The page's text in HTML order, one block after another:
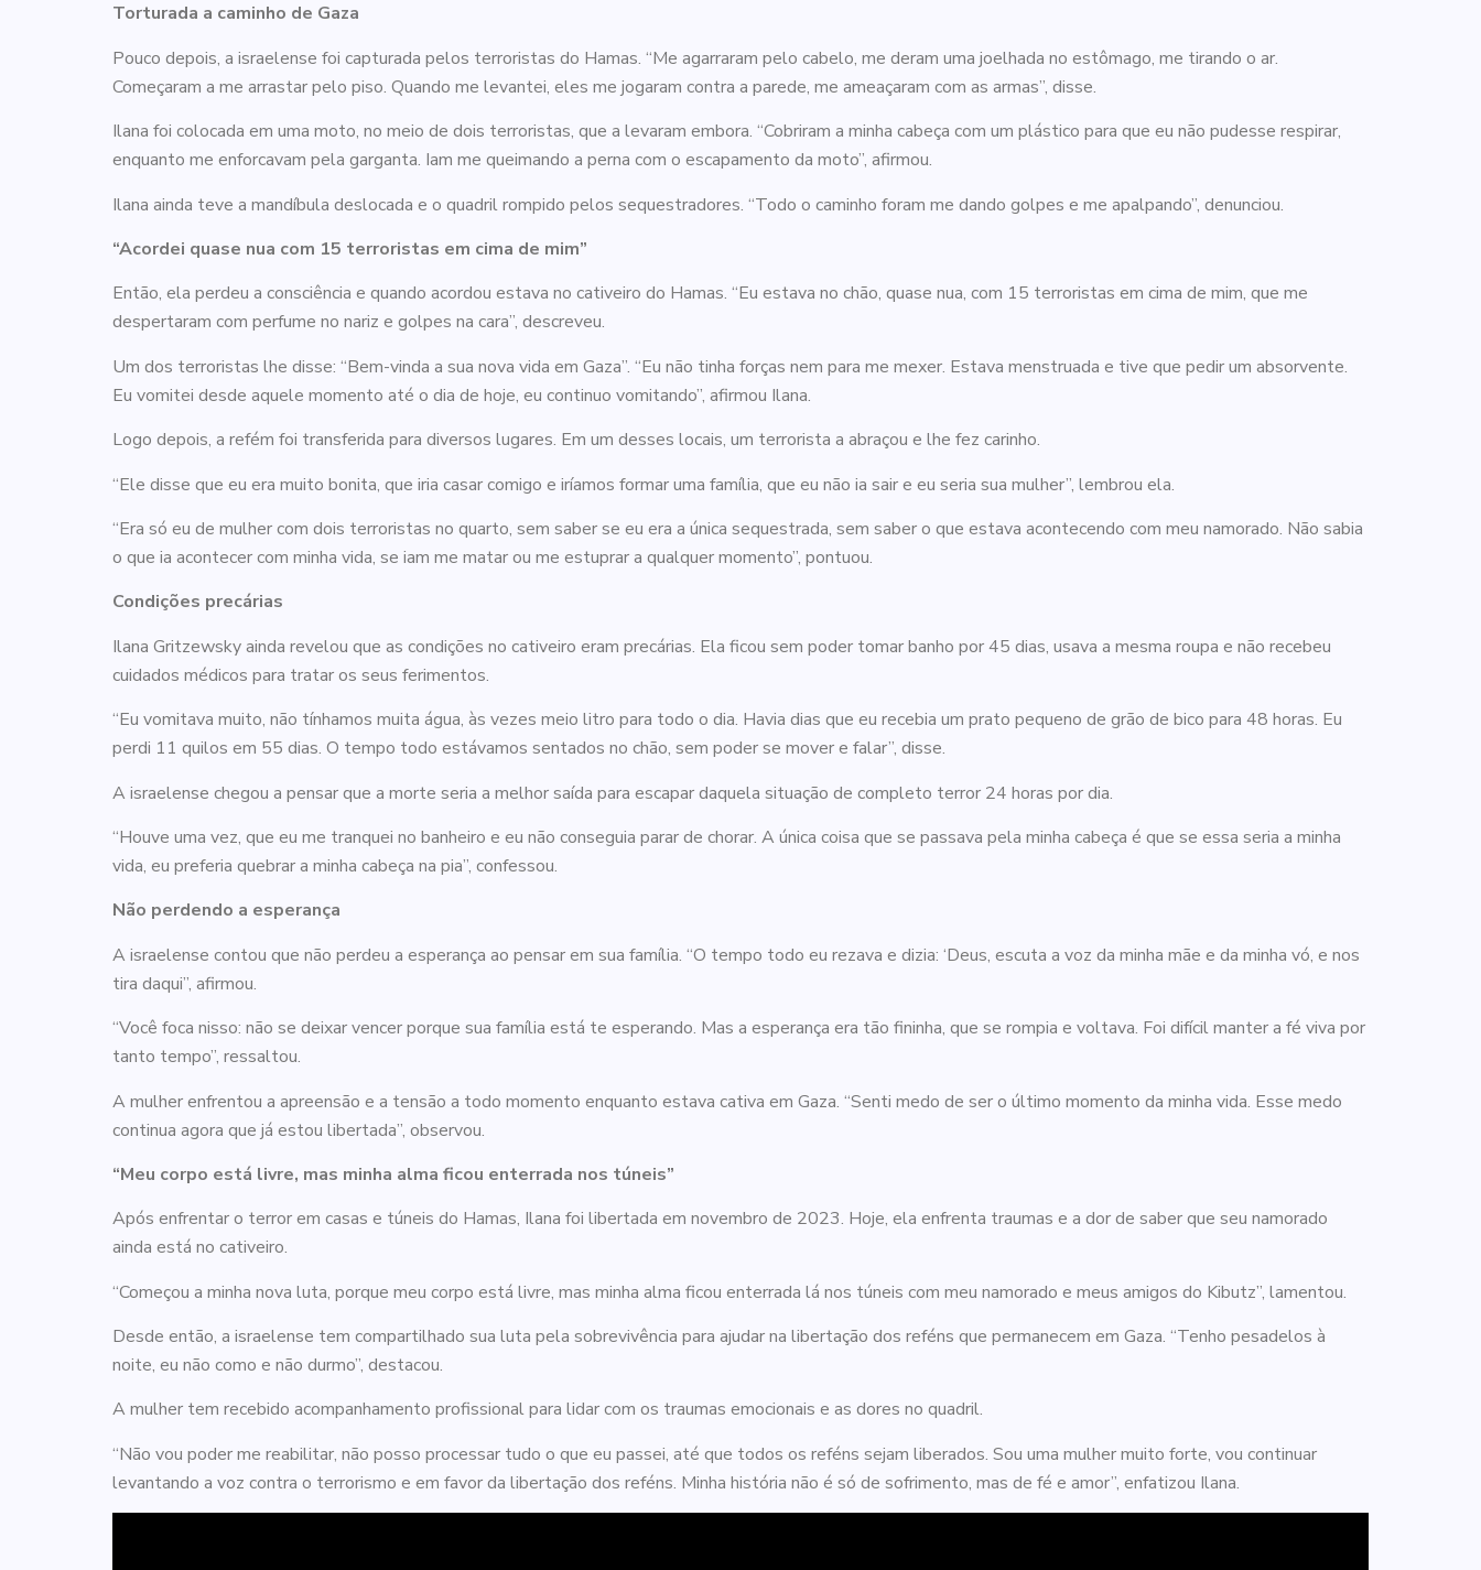
Torturada a caminho de Gaza
Pouco depois, a israelense foi capturada pelos terroristas do Hamas. “Me agarraram pelo cabelo, me deram uma joelhada no estômago, me tirando o ar.
Começaram a me arrastar pelo piso. Quando me levantei, eles me jogaram contra a parede, me ameaçaram com as armas”, disse.
Ilana foi colocada em uma moto, no meio de dois terroristas, que a levaram embora. “Cobriram a minha cabeça com um plástico para que eu não pudesse respirar,
enquanto me enforcavam pela garganta. Iam me queimando a perna com o escapamento da moto”, afirmou.
Ilana ainda teve a mandíbula deslocada e o quadril rompido pelos sequestradores. “Todo o caminho foram me dando golpes e me apalpando”, denunciou.
“Acordei quase nua com 15 terroristas em cima de mim”
Então, ela perdeu a consciência e quando acordou estava no cativeiro do Hamas. “Eu estava no chão, quase nua, com 15 terroristas em cima de mim, que me
despertaram com perfume no nariz e golpes na cara”, descreveu.
Um dos terroristas lhe disse: “Bem-vinda a sua nova vida em Gaza”. “Eu não tinha forças nem para me mexer. Estava menstruada e tive que pedir um absorvente.
Eu vomitei desde aquele momento até o dia de hoje, eu continuo vomitando”, afirmou Ilana.
Logo depois, a refém foi transferida para diversos lugares. Em um desses locais, um terrorista a abraçou e lhe fez carinho.
“Ele disse que eu era muito bonita, que iria casar comigo e iríamos formar uma família, que eu não ia sair e eu seria sua mulher”, lembrou ela.
“Era só eu de mulher com dois terroristas no quarto, sem saber se eu era a única sequestrada, sem saber o que estava acontecendo com meu namorado. Não sabia
o que ia acontecer com minha vida, se iam me matar ou me estuprar a qualquer momento”, pontuou.
Condições precárias
Ilana Gritzewsky ainda revelou que as condições no cativeiro eram precárias. Ela ficou sem poder tomar banho por 45 dias, usava a mesma roupa e não recebeu
cuidados médicos para tratar os seus ferimentos.
“Eu vomitava muito, não tínhamos muita água, às vezes meio litro para todo o dia. Havia dias que eu recebia um prato pequeno de grão de bico para 48 horas. Eu
perdi 11 quilos em 55 dias. O tempo todo estávamos sentados no chão, sem poder se mover e falar”, disse.
A israelense chegou a pensar que a morte seria a melhor saída para escapar daquela situação de completo terror 24 horas por dia.
“Houve uma vez, que eu me tranquei no banheiro e eu não conseguia parar de chorar. A única coisa que se passava pela minha cabeça é que se essa seria a minha
vida, eu preferia quebrar a minha cabeça na pia”, confessou.
Não perdendo a esperança
A israelense contou que não perdeu a esperança ao pensar em sua família. “O tempo todo eu rezava e dizia: ‘Deus, escuta a voz da minha mãe e da minha vó, e nos
tira daqui”, afirmou.
“Você foca nisso: não se deixar vencer porque sua família está te esperando. Mas a esperança era tão fininha, que se rompia e voltava. Foi difícil manter a fé viva por
tanto tempo”, ressaltou.
A mulher enfrentou a apreensão e a tensão a todo momento enquanto estava cativa em Gaza. “Senti medo de ser o último momento da minha vida. Esse medo
continua agora que já estou libertada”, observou.
“Meu corpo está livre, mas minha alma ficou enterrada nos túneis”
Após enfrentar o terror em casas e túneis do Hamas, Ilana foi libertada em novembro de 2023. Hoje, ela enfrenta traumas e a dor de saber que seu namorado
ainda está no cativeiro.
“Começou a minha nova luta, porque meu corpo está livre, mas minha alma ficou enterrada lá nos túneis com meu namorado e meus amigos do Kibutz”, lamentou.
Desde então, a israelense tem compartilhado sua luta pela sobrevivência para ajudar na libertação dos reféns que permanecem em Gaza. “Tenho pesadelos à
noite, eu não como e não durmo”, destacou.
A mulher tem recebido acompanhamento profissional para lidar com os traumas emocionais e as dores no quadril.
“Não vou poder me reabilitar, não posso processar tudo o que eu passei, até que todos os reféns sejam liberados. Sou uma mulher muito forte, vou continuar
levantando a voz contra o terrorismo e em favor da libertação dos reféns. Minha história não é só de sofrimento, mas de fé e amor”, enfatizou Ilana.